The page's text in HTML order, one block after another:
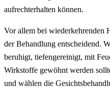
aufrechterhalten können.
Vor allem bei wiederkehrenden
der Behandlung entscheidend.
beruhigt, tiefengereinigt, mit
Wirkstoffe gewöhnt werden
und wählen die